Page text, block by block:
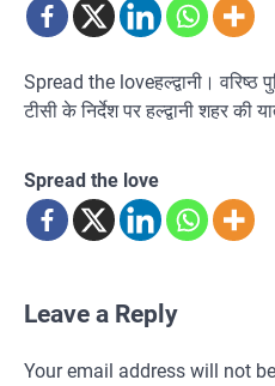
Spread the loveहल्द्वानी। वरिष्ठ
टीसी के निर्देश पर हल्द्वानी शहर की
Spread the love
Leave a Reply
Your email address will not